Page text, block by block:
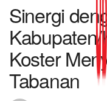
Sinergi
Koster
Tabanan